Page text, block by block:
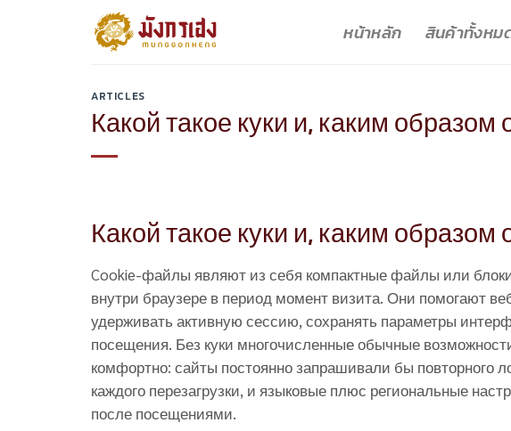
หน้าหลัก สินค้าทั้งหม
ARTICLES
Какой такое куки и, каким
Какой такое куки и, каким
Cookie-файлы являют из себя компактные файлы или
внутри браузере в период момент визита. Они помогают
удерживать активную сессию, сохранять параметры
посещения. Без куки многочисленные обычные
комфортно: сайты постоянно запрашивали бы повторного
каждого перезагрузки, и языковые плюс региональные
после посещениями.